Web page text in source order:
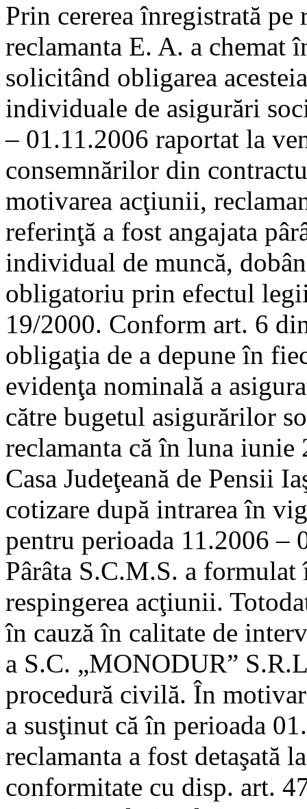
Prin cererea înregistrată
reclamanta E. A. a chemat
solicitând obligarea
individuale de asigurări
– 01.11.2006 raportat la
consemnărilor din
motivarea acţiunii,
referinţă a fost angajata
individual de muncă,
obligatoriu prin efectul
19/2000. Conform art. 6
obligaţia de a depune în
evidenţa nominală a
către bugetul asigurărilor
reclamanta că în luna iunie
Casa Judeţeană de Pensii
cotizare după intrarea în
pentru perioada 11.2006 –
Pârâta S.C.M.S. a
respingerea acţiunii.
în cauză în calitate de
a S.C. „MONODUR”
procedură civilă. În
a susţinut că în perioada
reclamanta a fost detaşată
conformitate cu disp. art.